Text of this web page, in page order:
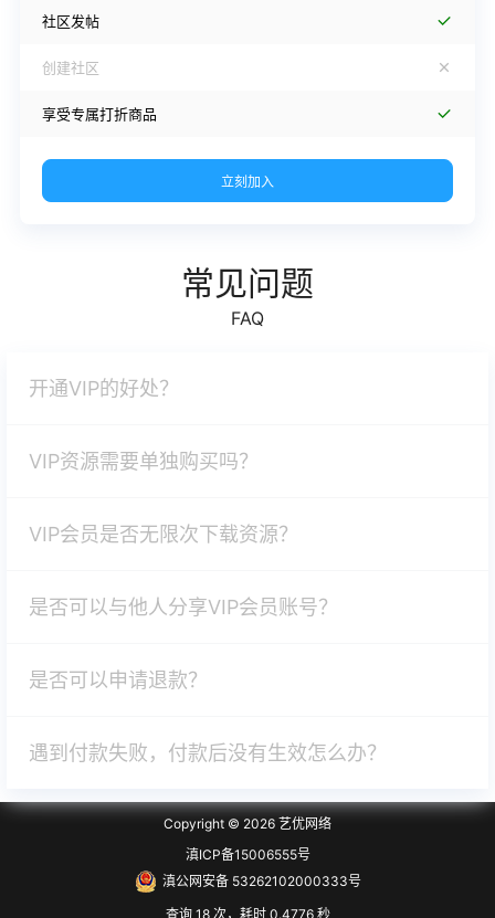
社区发帖
创建社区
享受专属打折商品
立刻加入
常见问题
FAQ
开通VIP的好处？
VIP资源需要单独购买吗？
VIP会员是否无限次下载资源？
是否可以与他人分享VIP会员账号？
是否可以申请退款？
遇到付款失败，付款后没有生效怎么办？
Copyright © 2026 艺优网络
滇ICP备15006555号
滇公网安备 53262102000333号
查询 18 次，耗时 0.4776 秒